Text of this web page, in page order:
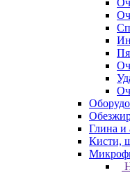
Глина и
Кисти,